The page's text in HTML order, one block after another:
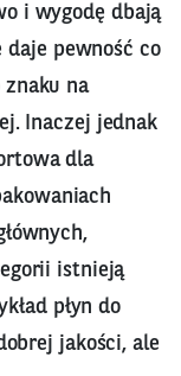
i wygodę dbają
pewność co
znaku na
Inaczej jednak
dla
istnieją
płyn do
jakości, ale